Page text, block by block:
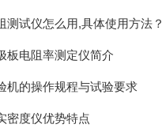
测试仪怎么用,具体使用方法？
板电阻率测定仪简介
机的操作规程与试验要求
密度仪优势特点